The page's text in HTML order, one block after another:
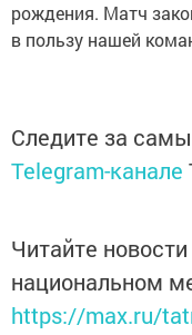
рождения. Матч
в пользу нашей
Следите за
Telegram-канале
Читайте
национальном
https://max.ru/